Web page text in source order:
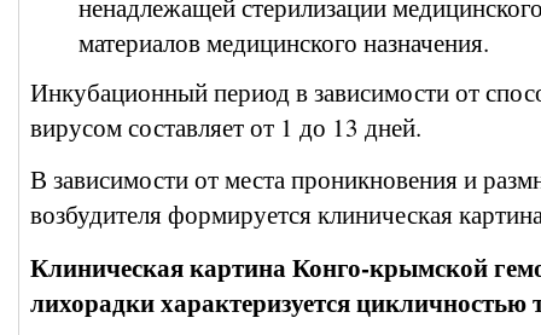
ненадлежащей стерилизации
материалов медицинского назначения.
Инкубационный период в зависимости от
вирусом составляет от 1 до 13 дней.
В зависимости от места проникновения и
возбудителя формируется клиническая
Клиническая картина Конго-крымской
лихорадки характеризуется цикличностью